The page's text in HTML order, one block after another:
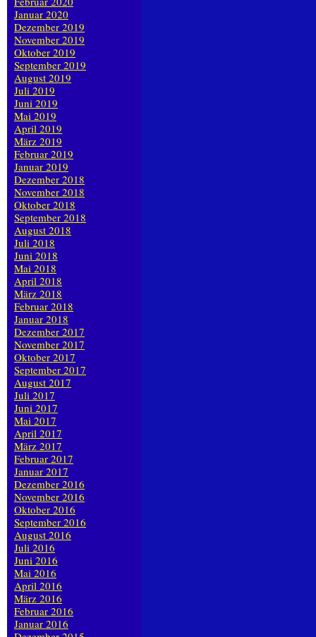
Januar 2020
Dezember 2019
November 2019
Oktober 2019
September 2019
August 2019
Juli 2019
Juni 2019
Mai 2019
April 2019
März 2019
Februar 2019
Januar 2019
Dezember 2018
November 2018
Oktober 2018
September 2018
August 2018
Juli 2018
Juni 2018
Mai 2018
April 2018
März 2018
Februar 2018
Januar 2018
Dezember 2017
November 2017
Oktober 2017
September 2017
August 2017
Juli 2017
Juni 2017
Mai 2017
April 2017
März 2017
Februar 2017
Januar 2017
Dezember 2016
November 2016
Oktober 2016
September 2016
August 2016
Juli 2016
Juni 2016
Mai 2016
April 2016
März 2016
Februar 2016
Januar 2016